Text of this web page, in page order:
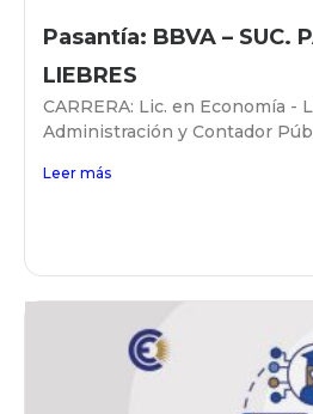
Pasantía: BBVA – SUC.
LIEBRES
CARRERA: Lic. en Economía -
Administración y Contador
Leer más